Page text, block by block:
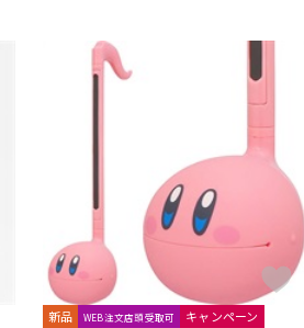
新品 WEB注文店頭受取可
キャンペーン